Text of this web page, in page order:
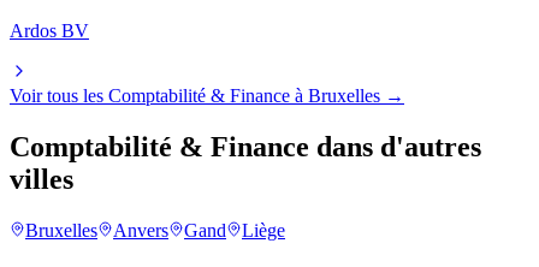
Ardos BV
Voir tous les Comptabilité & Finance à Bruxelles →
Comptabilité & Finance dans d'autres
villes
Bruxelles Anvers Gand Liège